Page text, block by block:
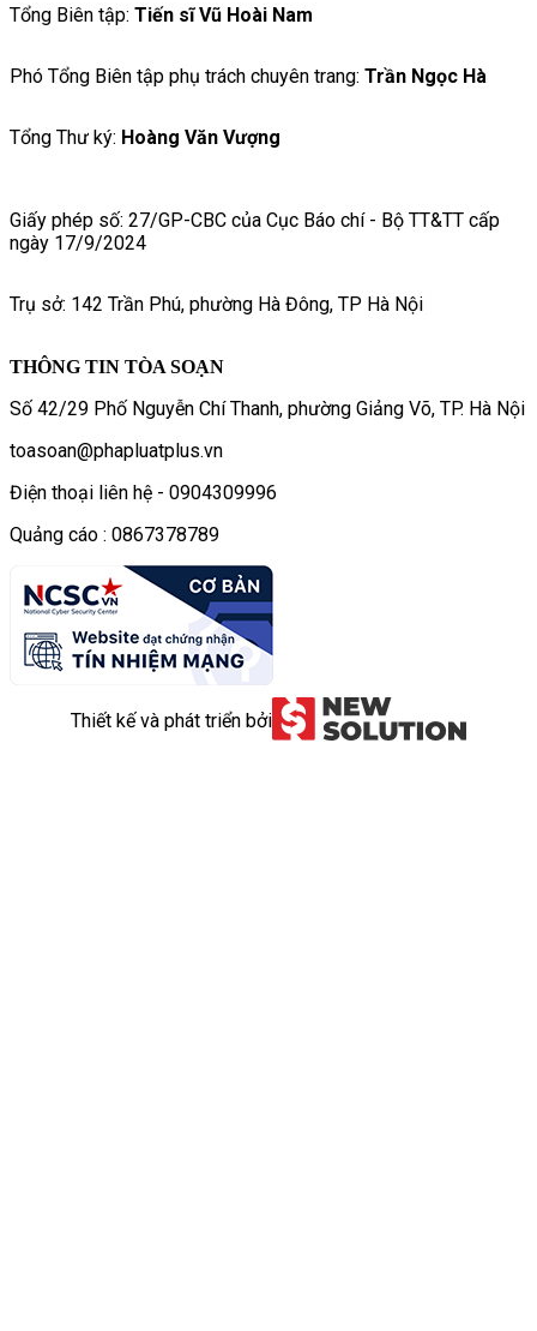
Tổng Biên tập: Tiến sĩ Vũ Hoài Nam
Phó Tổng Biên tập phụ trách chuyên trang: Trần Ngọc Hà
Tổng Thư ký: Hoàng Văn Vượng
Giấy phép số: 27/GP-CBC của Cục Báo chí - Bộ TT&TT cấp
ngày 17/9/2024
Trụ sở: 142 Trần Phú, phường Hà Đông, TP Hà Nội
THÔNG TIN TÒA SOẠN
Số 42/29 Phố Nguyễn Chí Thanh, phường Giảng Võ, TP. Hà Nội
toasoan@phapluatplus.vn
Điện thoại liên hệ - 0904309996
Quảng cáo : 0867378789
Thiết kế và phát triển bởi